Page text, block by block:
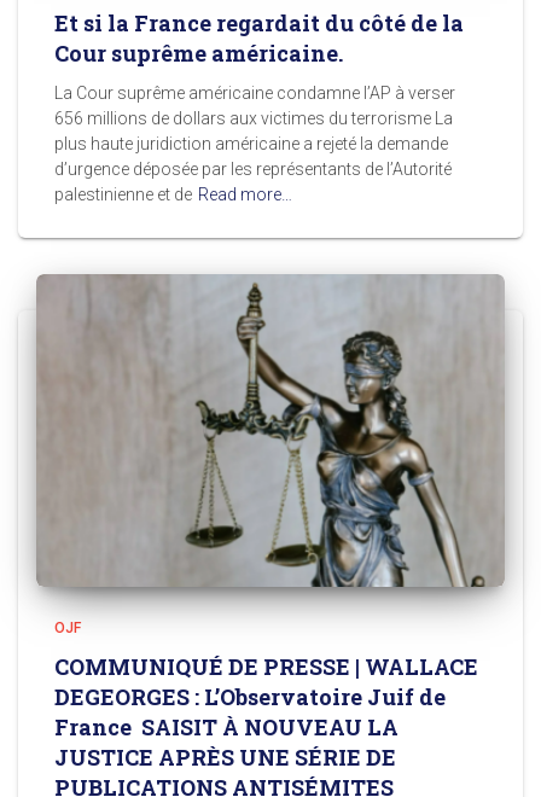
Et si la France regardait du côté de la
Cour suprême américaine.
La Cour suprême américaine condamne l’AP à verser
656 millions de dollars aux victimes du terrorisme La
plus haute juridiction américaine a rejeté la demande
d’urgence déposée par les représentants de l’Autorité
palestinienne et de Read more…
OJF
COMMUNIQUÉ DE PRESSE | WALLACE
DEGEORGES : L’Observatoire Juif de
France SAISIT À NOUVEAU LA
JUSTICE APRÈS UNE SÉRIE DE
PUBLICATIONS ANTISÉMITES